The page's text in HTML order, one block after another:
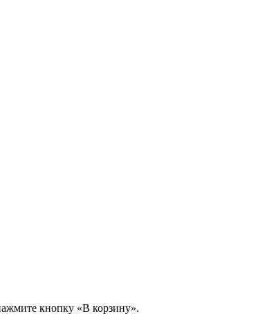
кнопку «В корзину».